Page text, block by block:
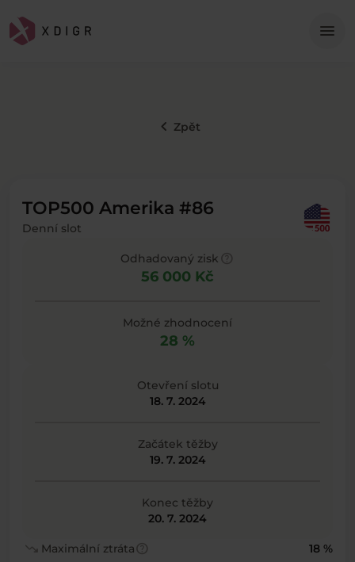
menu
keyboard_arrow_left Zpět
TOP500 Amerika #86
Denní slot
Odhadovaný zisk
56 000 Kč
Možné zhodnocení
28 %
Otevření slotu
18. 7. 2024
Začátek těžby
19. 7. 2024
Konec těžby
20. 7. 2024
trending_down Maximální ztrátahelp 18 %